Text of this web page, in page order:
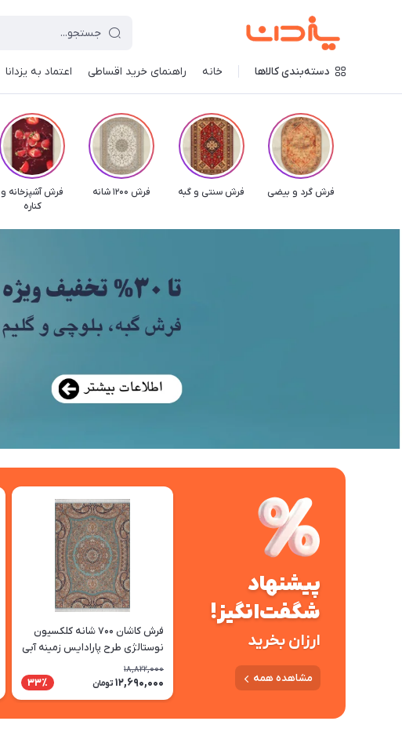
دسته‌بندی کالاها خانه راهنمای خرید اقساطی اعتماد به یزدانا
فرش گرد و بیضی فرش سنتی و گبه فرش 1200 شانه
فرش آشپزخانه و
کناره
پیشنهاد
شگفت‌انگیز!
ارزان بخرید
مشاهده همه
فرش کاشان 700 شانه کلکسیون
نوستالژی طرح پارادایس زمینه آبی
18,822,000
12,690,000 تومان 33٪